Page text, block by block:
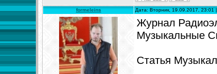
formeleins Дата: Вторник, 19.09.2017,
Журнал
Музыкальные
Статья